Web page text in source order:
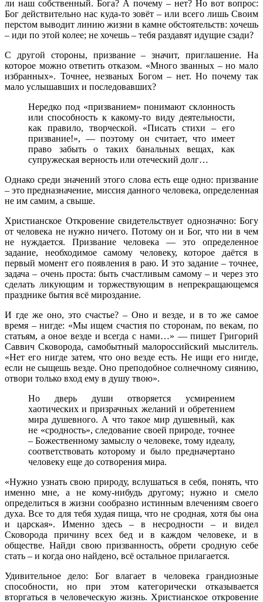
ли наш собственный. Бога? А почему – нет? Но вот вопрос:
Бог действительно нас куда-то зовёт – или всего лишь Своим
перстом выводит линию жизни в камне обстоятельств: хочешь
– иди по этой колее; не хочешь – тебя раздавят идущие сзади?
С другой стороны, призвание – значит, приглашение. На
которое можно ответить отказом. «Много званных – но мало
избранных». Точнее, незваных Богом – нет. Но почему так
мало услышавших и последовавших?
Нередко под «призванием» понимают склонность
или способность к какому-то виду деятельности,
как правило, творческой. «Писать стихи – его
призвание!», — поэтому он считает, что имеет
право забыть о таких банальных вещах, как
супружеская верность или отеческий долг…
Однако среди значений этого слова есть еще одно: призвание
– это предназначение, миссия данного человека, определенная
не им самим, а свыше.
Христианское Откровение свидетельствует однозначно: Богу
от человека не нужно ничего. Потому он и Бог, что ни в чем
не нуждается. Призвание человека — это определенное
задание, необходимое самому человеку, которое даётся в
первый момент его появления в раю. И это задание – точнее,
задача – очень проста: быть счастливым самому – и через это
сделать ликующим и торжествующим в непрекращающемся
празднике бытия всё мироздание.
И где же оно, это счастье? – Оно и везде, и в то же самое
время – нигде: «Мы ищем счастия по сторонам, по векам, по
статьям, а оное везде и всегда с нами…» — пишет Григорий
Саввич Сковорода, самобытный малороссийский мыслитель.
«Нет его нигде затем, что оно везде есть. Не ищи его нигде,
если не сыщешь везде. Оно преподобное солнечному сиянию,
отвори только вход ему в душу твою».
Но дверь души отворяется усмирением
хаотических и призрачных желаний и обретением
мира душевного. А что такое мир душевный, как
не «сродность», следование своей природе, точнее
– Божественному замыслу о человеке, тому идеалу,
соответствовать которому и было предначертано
человеку еще до сотворения мира.
«Нужно узнать свою природу, вслушаться в себя, понять, что
именно мне, а не кому-нибудь другому; нужно и смело
определиться в жизни сообразно истинным влечениям своего
духа. Все то для тебя худая пища, что не сродная, хотя бы она
и царская». Именно здесь – в несродности – и видел
Сковорода причину всех бед и в каждом человеке, и в
обществе. Найди свою призванность, обрети сродную себе
стать – и когда оно найдено, всё остальное прилагается.
Удивительное дело: Бог влагает в человека грандиозные
способности, но при этом категорически отказывается
вторгаться в человеческую жизнь. Христианское откровение